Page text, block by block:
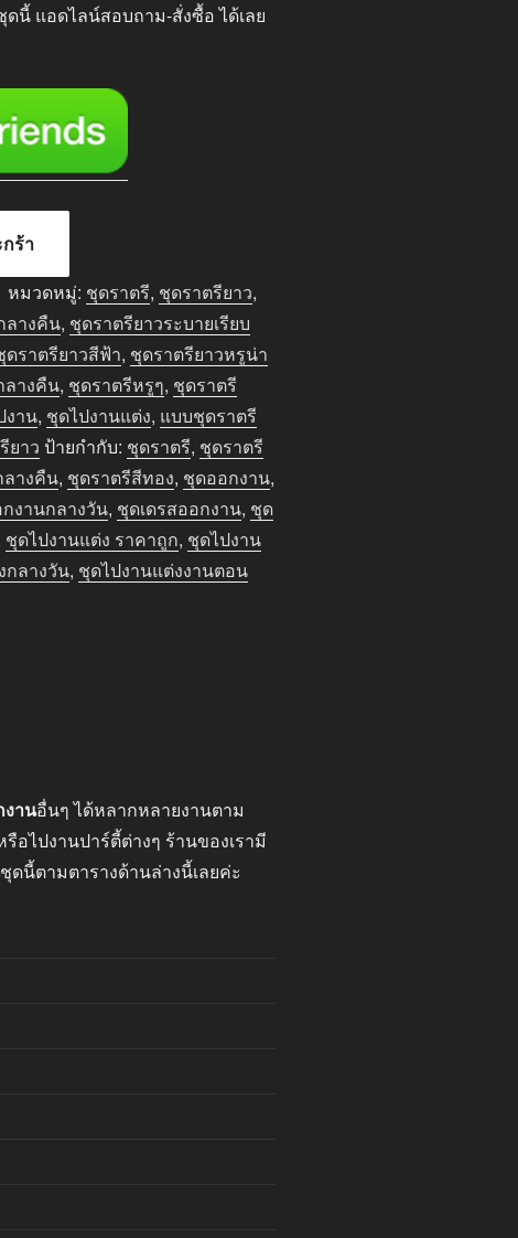
ดนี้ แอดไลน์สอบถาม-สั่งซื้อ ได้เลย
ร้า
หมวดหมู่: ชุดราตรี, ชุดราตรียาว,
ลางคืน, ชุดราตรียาวระบายเรียบ
ดราตรียาวสีฟ้า, ชุดราตรียาวหรูน่า
ลางคืน, ชุดราตรีหรูๆ, ชุดราตรี
งาน, ชุดไปงานแต่ง, แบบชุดราตรี
ยาว ป้ายกำกับ: ชุดราตรี, ชุดราตรี
ลางคืน, ชุดราตรีสีทอง, ชุดออกงาน,
งานกลางวัน, ชุดเดรสออกงาน, ชุด
ชุดไปงานแต่ง ราคาถูก, ชุดไปงาน
กลางวัน, ชุดไปงานแต่งงานตอน
านอื่นๆ ได้หลากหลายงานตาม
อไปงานปาร์ตี้ต่างๆ ร้านของเรามี
ชุดนี้ตามตารางด้านล่างนี้เลยค่ะ